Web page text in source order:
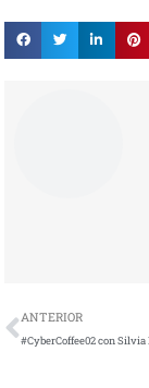
Ant
ANTERIOR